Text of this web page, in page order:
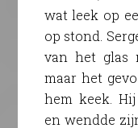
wat leek op
op stond.
van het glas
maar het
hem keek.
en wendde